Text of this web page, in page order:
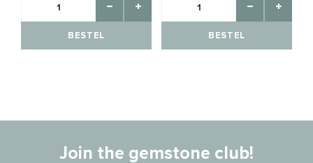
BESTEL BESTEL
Join the gemstone club!